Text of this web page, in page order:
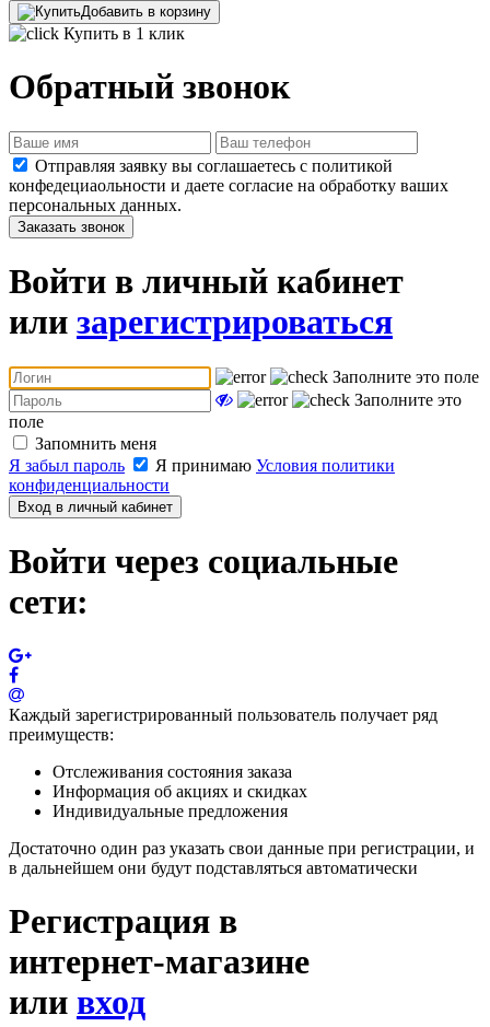
Добавить в корзину
Купить в 1 клик
Обратный звонок
Отправляя заявку вы соглашаетесь с политикой
конфедециаольности и даете согласие на обработку ваших
персональных данных.
Заказать звонок
Войти в личный кабинет
или зарегистрироваться
Заполните это поле
Заполните это
поле
Запомнить меня
Я забыл пароль
Я принимаю Условия политики
конфиденциальности
Вход в личный кабинет
Войти через социальные
сети:
Каждый зарегистрированный пользователь получает ряд
преимуществ:
Отслеживания состояния заказа
Информация об акциях и скидках
Индивидуальные предложения
Достаточно один раз указать свои данные при регистрации, и
в дальнейшем они будут подставляться автоматически
Регистрация в
интернет-магазине
или вход